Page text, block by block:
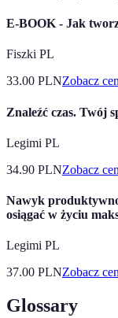
E-BOOK - Jak
Fiszki PL
33.00 PLNZobacz
Znaleźć czas. Twój
Legimi PL
34.90 PLNZobacz
Nawyk
osiągać w życiu
Legimi PL
37.00 PLNZobacz
Glossary